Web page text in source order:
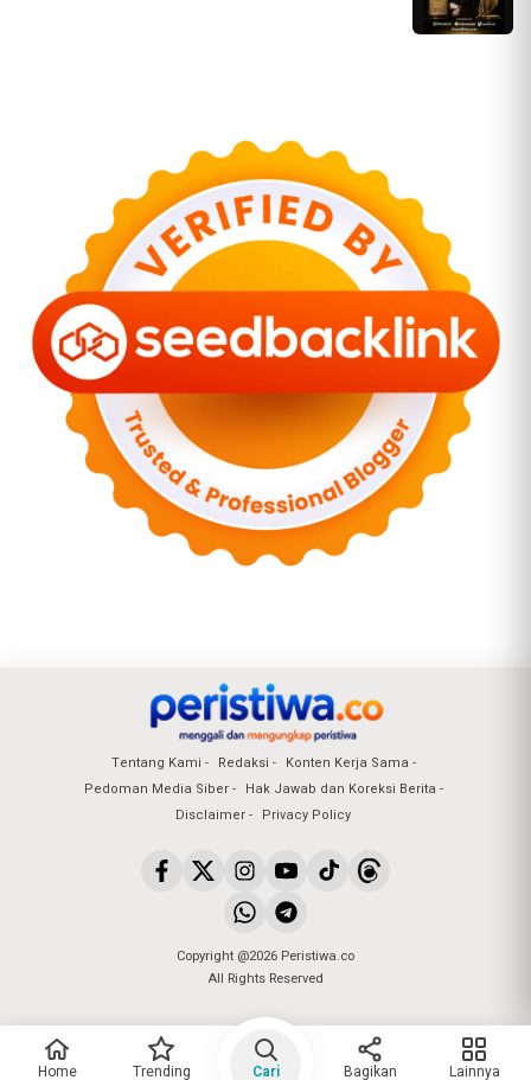
Tentang Kami Redaksi
Konten Kerja Sama
Pedoman Media Siber
Hak Jawab dan Koreksi Berita
Disclaimer
Privacy Policy
Copyright @2026 Peristiwa.co
All Rights Reserved
Home Trending Cari Bagikan Lainnya